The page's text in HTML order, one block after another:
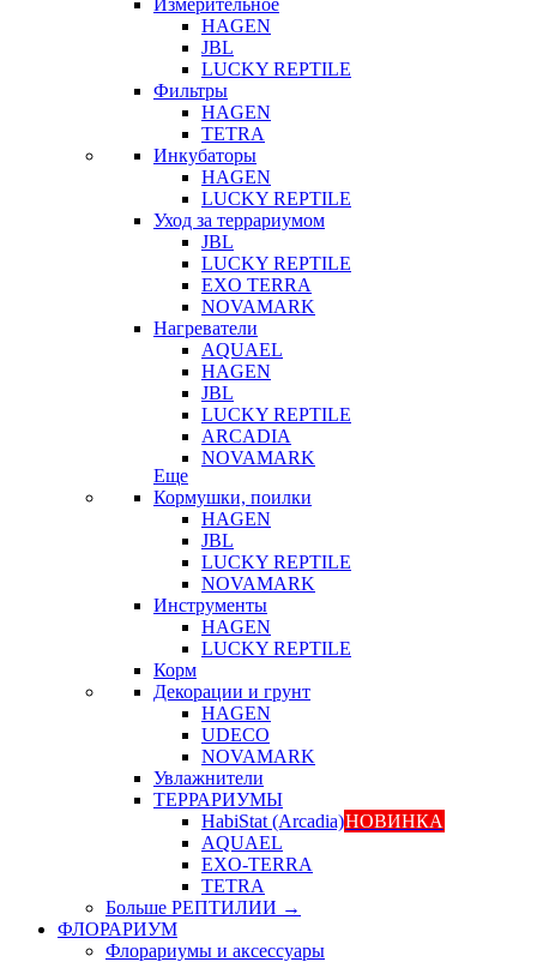
Измерительное
HAGEN
JBL
LUCKY REPTILE
Фильтры
HAGEN
TETRA
Инкубаторы
HAGEN
LUCKY REPTILE
Уход за террариумом
JBL
LUCKY REPTILE
EXO TERRA
NOVAMARK
Нагреватели
AQUAEL
HAGEN
JBL
LUCKY REPTILE
ARCADIA
NOVAMARK
Еще
Кормушки, поилки
HAGEN
JBL
LUCKY REPTILE
NOVAMARK
Инструменты
HAGEN
LUCKY REPTILE
Корм
Декорации и грунт
HAGEN
UDECO
NOVAMARK
Увлажнители
ТЕРРАРИУМЫ
HabiStat (Arcadia)НОВИНКА
AQUAEL
EXO-TERRA
TETRA
Больше РЕПТИЛИИ →
ФЛОРАРИУМ
Флорариумы и аксессуары